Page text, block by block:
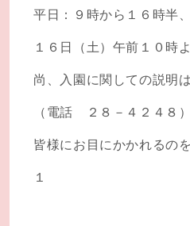
平日：９時から１６時半
１６日（土）午前１０時
尚、入園に関しての説明
（電話 ２８－４２４８）
皆様にお目にかかれるの
１